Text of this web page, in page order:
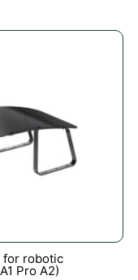
for robotic
Pro A2)